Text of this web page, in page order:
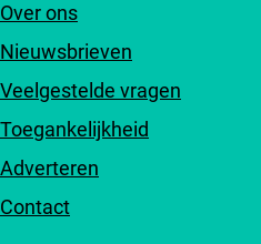
Over ons
Nieuwsbrieven
Veelgestelde vragen
Toegankelijkheid
Adverteren
Contact